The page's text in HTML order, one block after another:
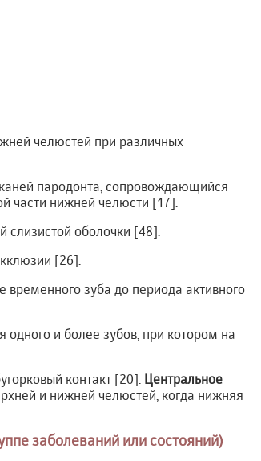
челюстей при различных
пародонта, сопровождающийся
части нижней челюсти [17].
слизистой оболочки [48].
[26].
временного зуба до периода активного
и более зубов, при котором на
контакт [20]. Центральное
и нижней челюстей, когда нижняя
заболеваний или состояний)